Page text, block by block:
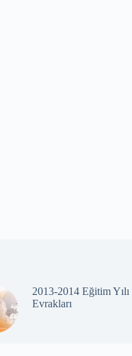
2013-2014 Eğitim Yılı
Evrakları